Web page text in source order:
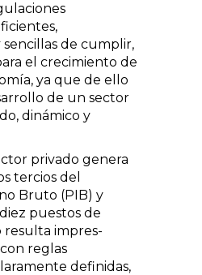
de cumplir,
el crecimiento de
ya que de ello
de un sector
dinámico y
privado genera
tercios del
Bruto (PIB) y
pues­tos de
resulta impres­
reglas
definidas,